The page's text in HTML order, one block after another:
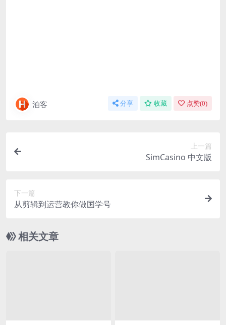
泊客 分享 收藏 点赞(0)
上一篇
SimCasino 中文版
下一篇
从剪辑到运营教你做国学号
相关文章